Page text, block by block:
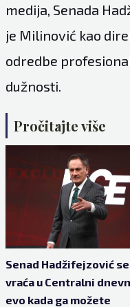
medija, Senada
je Milinović kao
odredbe
dužnosti.
Pročitajte više
Senad Hadžifejzović se
vraća u Centralni
evo kada ga možete